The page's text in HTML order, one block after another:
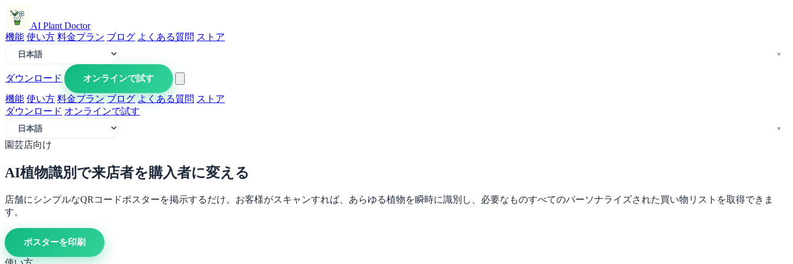
AI Plant Doctor
機能 使い方 料金プラン ブログ よくある質問 ストア
ダウンロード オンラインで試す
機能 使い方 料金プラン ブログ よくある質問 ストア
ダウンロード オンラインで試す
園芸店向け
AI植物識別で来店者を購入者に変える
店舗にシンプルなQRコードポスターを掲示するだけ。お客様がスキャンすれば、あらゆる植物を瞬時に識別し、必要なものすべてのパーソナライズされた買い物リストを取得できま
す。
ポスターを印刷